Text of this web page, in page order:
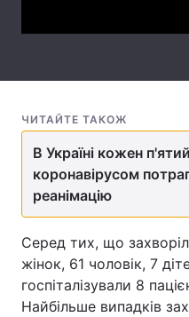
Тема оформлення
ЧИТАЙТЕ ТАКОЖ
В Україні кожен
коронавірусом
реанімацію
Серед тих, що
жінок, 61 чоловiк, 7
госпіталізували 8
Найбільше випадків